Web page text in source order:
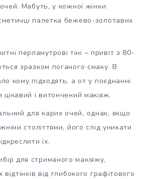
Мабуть, у кожної жінки
палетка бежево-золотавих
перламутрові тіні – привіт з 80-
зразком поганого смаку. В
кому підходять, а от у поєднанні
і витончений макіяж.
для карих очей, однак, якщо
століттями, його слід уникати
їх.
для стриманого макіяжу,
відтінків від глибокого графітового